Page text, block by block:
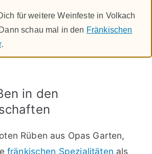
für weitere Weinfeste in Volkach
schau mal in den Fränkischen
.
in den
Rüben aus Opas Garten,
fränkischen Spezialitäten als